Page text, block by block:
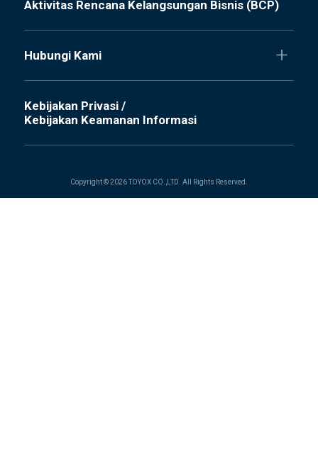
Aktivitas Rencana Kelangsungan Bisnis (BCP)
Hubungi Kami
Kebijakan Privasi /
Kebijakan Keamanan Informasi
Copyright © 2026 TOYOX CO.,LTD. All Rights Reserved.